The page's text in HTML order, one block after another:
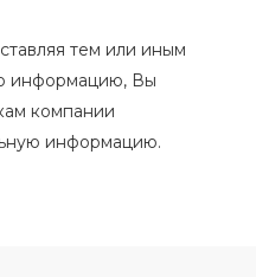
тем или иным
информацию, Вы
компании
информацию.